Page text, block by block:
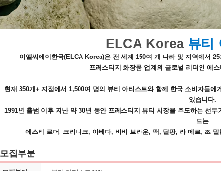
ELCA Korea 뷰티
이엘씨에이한국(ELCA Korea)은 전 세계 150여 개 나라 및 지역에서
프레스티지 화장품 업계의 글로벌 리더인 에
현재 350개+ 지점에서 1,500여 명의 뷰티 아티스트와 함께 한국 소비자들
있습니다.
1991년 출범 이후 지난 약 30년 동안 프레스티지 뷰티 시장을 주도하는 선
드는
에스티 로더, 크리니크, 아베다, 바비 브라운, 맥, 달팡, 라 메르, 조
모집부분